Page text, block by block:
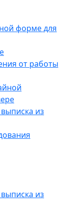
форме для
от работы
из
из